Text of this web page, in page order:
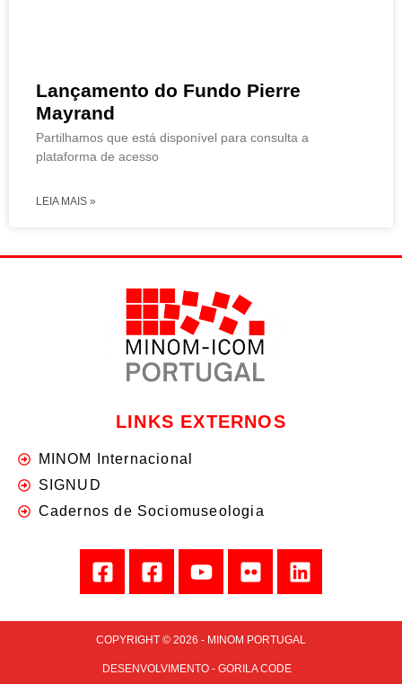
Lançamento do Fundo Pierre
Mayrand
Partilhamos que está disponível para consulta a
plataforma de acesso
LEIA MAIS »
LINKS EXTERNOS
MINOM Internacional
SIGNUD
Cadernos de Sociomuseologia
COPYRIGHT © 2026 - MINOM PORTUGAL
DESENVOLVIMENTO - GORILA CODE